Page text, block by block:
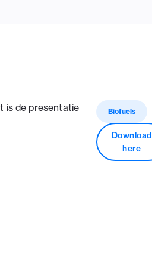
is de presentatie Biofuels
Download
here